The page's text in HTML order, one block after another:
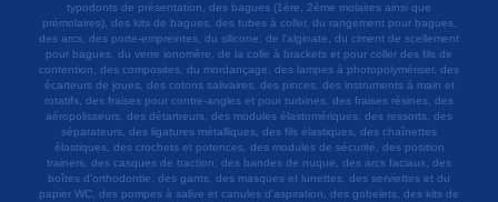
typodonts de présentation, des bagues (1ère, 2ème molaires ainsi que
prémolaires), des kits de bagues, des tubes à coller, du rangement pour bagues,
des arcs, des porte-empreintes, du silicone, de l'alginate, du ciment de scellement
pour bagues, du verre ionomère, de la colle à brackets et pour coller des fils de
contention, des composites, du mordançage, des lampes à photopolymériser, des
écarteurs de joues, des cotons salivaires, des pinces, des instruments à main et
rotatifs, des fraises pour contre-angles et pour turbines, des fraises résines, des
aéropolisseurs, des détartreurs, des modules élastomériques, des ressorts, des
séparateurs, des ligatures métalliques, des fils élastiques, des chaînettes
élastiques, des crochets et potences, des modules de sécurité, des position
trainers, des casques de traction, des bandes de nuque, des arcs faciaux, des
boîtes d'orthodontie, des gants, des masques et lunettes, des serviettes et du
papier WC, des pompes à salive et canules d'aspiration, des gobelets, des kits de